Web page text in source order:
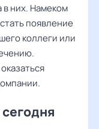
в них. Намеком
появление
коллеги или